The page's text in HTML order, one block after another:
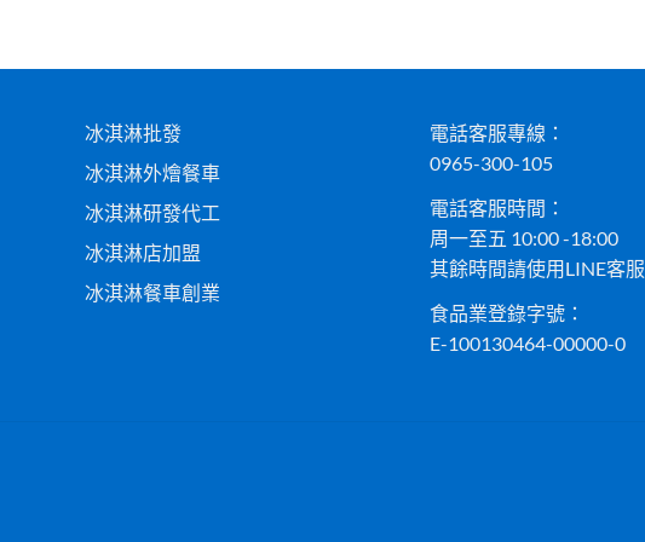
冰淇淋批發
冰淇淋外燴餐車
冰淇淋研發代工
冰淇淋店加盟
冰淇淋餐車創業
電話客服專線：
0965-300-105
電話客服時間：
周一至五 10:00 -18:00
其餘時間請使用LINE客服
食品業登錄字號：
E-100130464-00000-0